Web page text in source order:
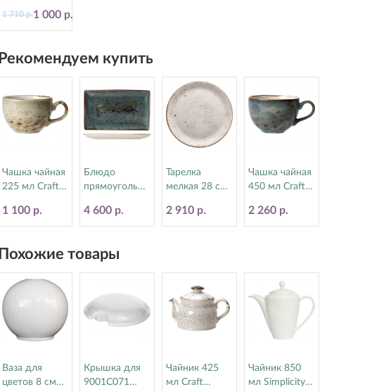
Steelite
(Стилайт)
1 000 р.
1 710 р.
Рекомендуем купить
Чашка чайная
225 мл Craft
(Стилайт)
11310189
1 100 р.
Блюдо
прямоугольно
Craft Blue
Steelite
11300550
4 600 р.
Тарелка
мелкая 28 см
Steelite
(Стилайт)
2 910 р.
Чашка чайная
450 мл Craft
(Стилайт)
11300150
2 260 р.
Похожие товары
Ваза для
цветов 8 см
Крышка для
9001C071
Чайник 425
мл Craft
Чайник 850
мл Simplicity